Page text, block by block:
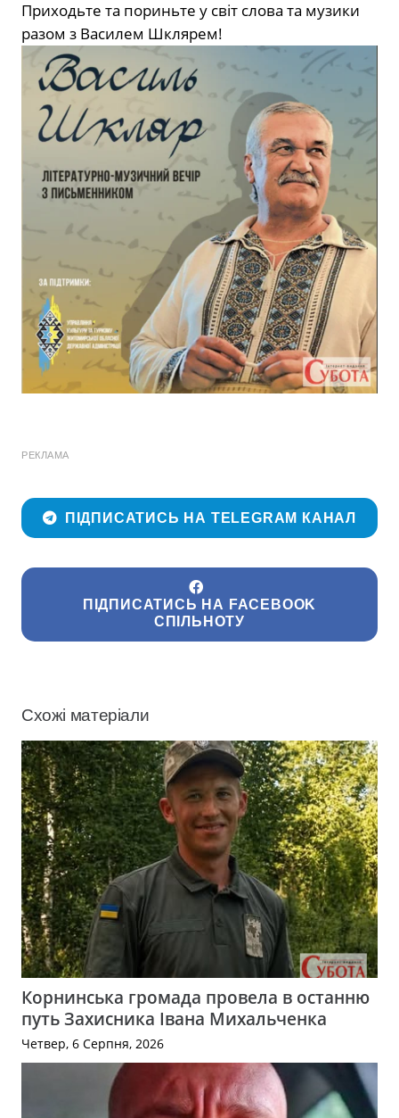
Приходьте та пориньте у світ слова та музики
разом з Василем Шклярем!
РЕКЛАМА
ПІДПИСАТИСЬ НА TELEGRAM КАНАЛ
ПІДПИСАТИСЬ НА FACEBOOK
СПІЛЬНОТУ
Схожі матеріали
Корнинська громада провела в останню
путь Захисника Івана Михальченка
Четвер, 6 Серпня, 2026